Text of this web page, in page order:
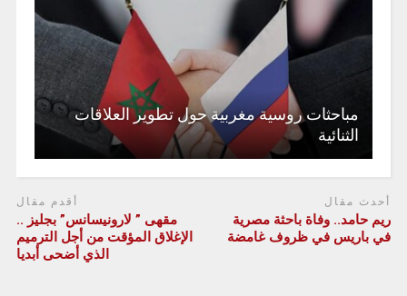
مباحثات روسية مغربية حول تطوير العلاقات
الثنائية
أحدث مقال
ريم حامد.. وفاة باحثة مصرية
في باريس في ظروف غامضة
أقدم مقال
مقهى ” لارونيسانس” بجليز ..
الإغلاق المؤقت من أجل الترميم
الذي أضحى أبديا